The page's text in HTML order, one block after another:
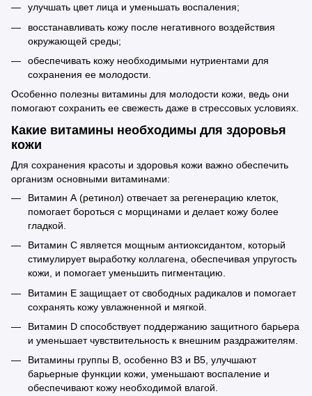
улучшать цвет лица и уменьшать воспаления;
восстанавливать кожу после негативного воздействия
окружающей среды;
обеспечивать кожу необходимыми нутриентами для
сохранения ее молодости.
Особенно полезны витамины для молодости кожи, ведь они
помогают сохранить ее свежесть даже в стрессовых условиях.
Какие витамины необходимы для здоровья
кожи
Для сохранения красоты и здоровья кожи важно обеспечить
организм основными витаминами:
Витамин А (ретинол) отвечает за регенерацию клеток,
помогает бороться с морщинами и делает кожу более
гладкой.
Витамин С является мощным антиоксидантом, который
стимулирует выработку коллагена, обеспечивая упругость
кожи, и помогает уменьшить пигментацию.
Витамин Е защищает от свободных радикалов и помогает
сохранять кожу увлажненной и мягкой.
Витамин D способствует поддержанию защитного барьера
и уменьшает чувствительность к внешним раздражителям.
Витамины группы В, особенно В3 и В5, улучшают
барьерные функции кожи, уменьшают воспаление и
обеспечивают кожу необходимой влагой.